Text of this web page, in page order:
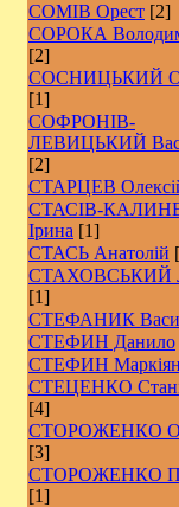
СОМІВ Орест [2]
СОРОКА
[2]
СОСНИЦЬКИЙ
[1]
СОФРОНІВ-
ЛЕВИЦЬКИЙ
[2]
СТАРЦЕВ
СТАСІВ-
Ірина [1]
СТАСЬ Анатолій
СТАХОВСЬКИЙ
[1]
СТЕФАНИК
СТЕФИН Данило
СТЕФИН Маркіян
СТЕЦЕНКО
[4]
СТОРОЖЕНКО
[3]
СТОРОЖЕНКО
[1]